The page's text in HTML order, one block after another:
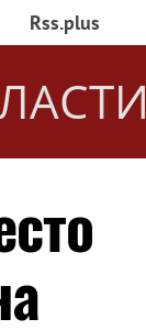
Rss.plus